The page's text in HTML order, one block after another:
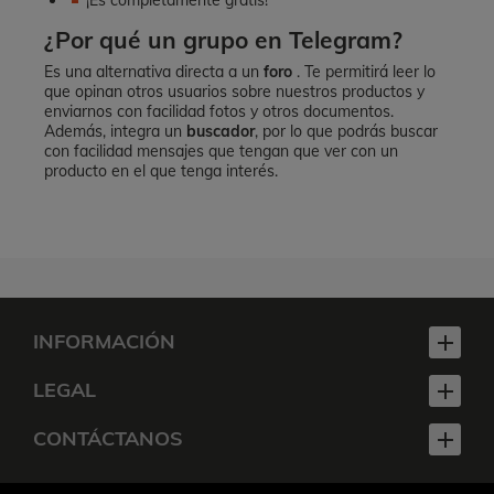
¿Por qué un grupo en Telegram?
Es una alternativa directa a un foro . Te permitirá leer lo
que opinan otros usuarios sobre nuestros productos y
enviarnos con facilidad fotos y otros documentos.
Además, integra un buscador, por lo que podrás buscar
con facilidad mensajes que tengan que ver con un
producto en el que tenga interés.
INFORMACIÓN 
LEGAL 
CONTÁCTANOS 